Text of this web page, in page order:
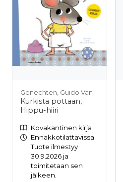
Genechten, Guido Van
Kurkista pottaan,
Hippu-hiiri
Kovakantinen kirja
Ennakkotilattavissa.
Tuote ilmestyy
30.9.2026 ja
toimitetaan sen
jälkeen.